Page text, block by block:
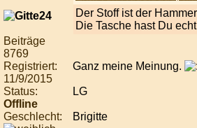
Beiträge
8769
Registriert:
11/9/2015
Status:
Offline
Geschlecht:
Der Stoff ist der
Die Tasche hast Du
Ganz meine Meinung.
LG
Brigitte